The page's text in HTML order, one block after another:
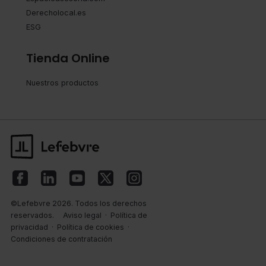
seleccionar solo aquellas que quieras permitir en tu
navegador. Si no seleccionas ninguna utilizaremos las
que sean indispensables para la navegación.
Saber más acerca de las cookies
Derecholocal.es
ESG
Tienda Online
Nuestros productos
©Lefebvre 2026. Todos los derechos
reservados.
Aviso legal · Política de
privacidad · Política de cookies ·
Condiciones de contratación